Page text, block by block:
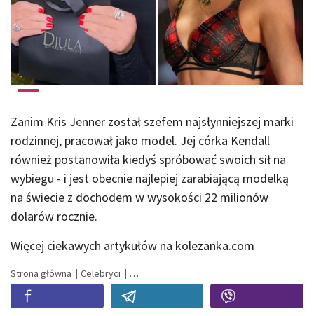
Zanim Kris Jenner został szefem najsłynniejszej marki
rodzinnej, pracował jako model. Jej córka Kendall
również postanowiła kiedyś spróbować swoich sił na
wybiegu - i jest obecnie najlepiej zarabiającą modelką
na świecie z dochodem w wysokości 22 milionów
dolarów rocznie.
Więcej ciekawych artykułów na kolezanka.com
Strona główna Celebryci